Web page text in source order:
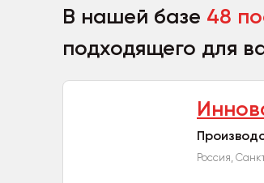
В нашей базе 48
подходящего для
Россия,